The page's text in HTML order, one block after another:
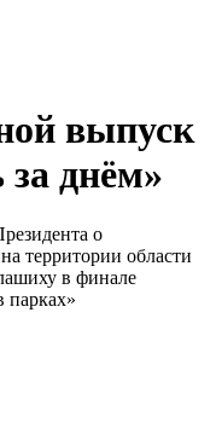
выпуск
днём»
о
территории области
в финале
парках»